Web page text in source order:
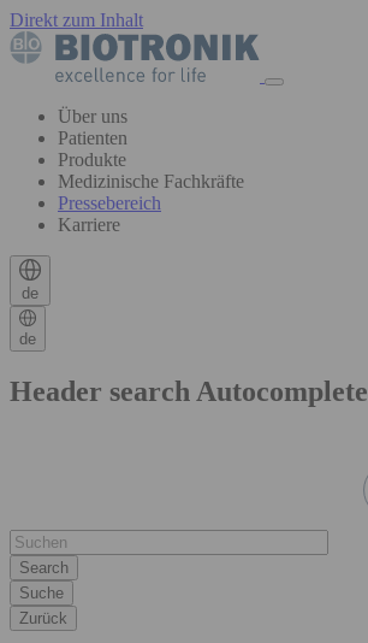
Direkt zum Inhalt
Über uns
Patienten
Produkte
Medizinische Fachkräfte
Pressebereich
Karriere
de
de
Header search Autocomplete
Suche
Zurück